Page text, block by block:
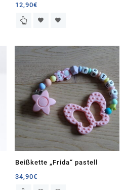
12,90€
Beißkette „Frida“ pastell
34,90€